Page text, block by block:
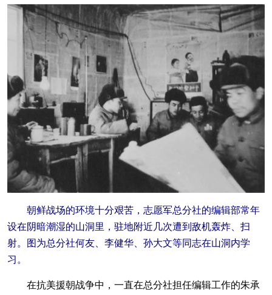
朝鲜战场的环境十分艰苦，志愿军总分社的编辑部常年
设在阴暗潮湿的山洞里，驻地附近几次遭到敌机轰炸、扫
射。图为总分社何友、李健华、孙大文等同志在山洞内学
习。
在抗美援朝战争中，一直在总分社担任编辑工作的朱承